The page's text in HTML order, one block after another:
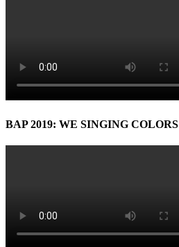
BAP 2019: WE SINGING COLORS